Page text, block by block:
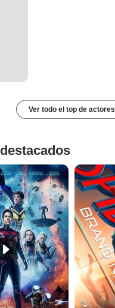
Ver todo el top de actores